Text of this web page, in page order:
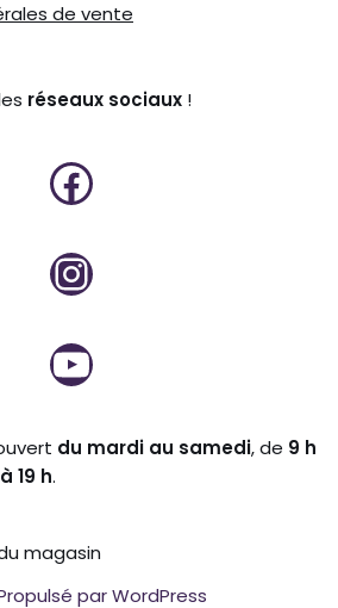
de vente
réseaux sociaux !
du mardi au samedi, de 9 h
19 h.
magasin
parWordPress